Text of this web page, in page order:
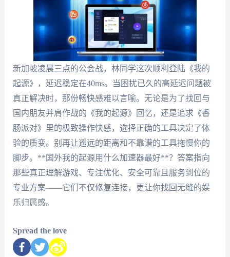
新加坡凌晨三点的公会战，林同学这次顺利登陆《我的
起源》，延迟稳定在40ms。当困扰已久的高延迟问题被
真正解决时，那份畅快感难以言喻。无论是为了找回与
国内朋友并肩作战的《我的起源》回忆，还是追求《香
肠派对》里的极致操作快感，选择正确的工具决定了体
验的质变。别再让遥远的距离和不靠谱的工具拖慢你的
脚步。**国外我的起源用什么加速器最好**？答案指向
那些真正理解游戏、专注优化、安全可靠且服务到位的
专业方案——它们不仅修复连接，更让你找回无缝的娱
乐归属感。
Spread the love